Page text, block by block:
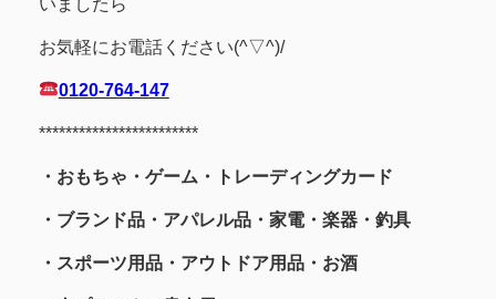
お気軽にお電話ください(^▽^)/
0120-764-147
************************
・おもちゃ・ゲーム・トレーディングカード
・ブランド品・アパレル品・家電・楽器・釣具
・スポーツ用品・アウトドア用品・お酒